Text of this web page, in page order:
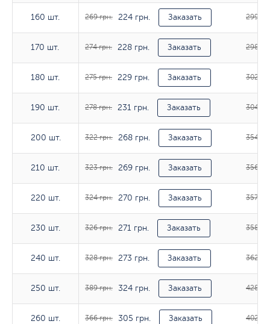
160 шт.
170 шт.
180 шт.
190 шт.
200 шт.
210 шт.
220 шт.
230 шт.
240 шт.
250 шт.
260 шт.
160 шт. 269 грн. 224 грн. Заказать 299
170 шт. 274 грн. 228 грн. Заказать 298
180 шт. 275 грн. 229 грн. Заказать 302
190 шт. 278 грн. 231 грн. Заказать 304
200 шт. 322 грн. 268 грн. Заказать 354
210 шт. 323 грн. 269 грн. Заказать 356
220 шт. 324 грн. 270 грн. Заказать 357
230 шт. 326 грн. 271 грн. Заказать 358
240 шт. 328 грн. 273 грн. Заказать 362
250 шт. 389 грн. 324 грн. Заказать 428
260 шт. 366 грн. 305 грн. Заказать 402